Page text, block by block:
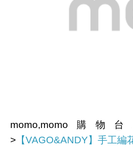
momo,momo購物
> 【VAGO&ANDY】手工編